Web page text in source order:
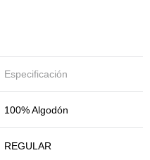
Especificación
100% Algodón
REGULAR